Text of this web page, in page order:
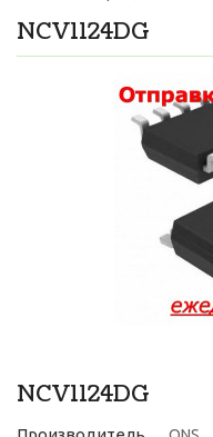
NCV1124DG
NCV1124DG